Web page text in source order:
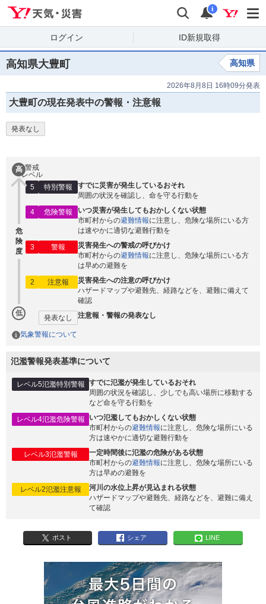
検索 通知
i
ログイン ID新規取得
高知県大豊町 高知県
2026年8月8日 16時09分発表
大豊町の現在発表中の警報・注意報
発表なし
高
危
険
度
低
警戒
レベル
5
特別警報
すでに災害が発生しているおそれ
周囲の状況を確認し、命を守る行動を
4
危険警報
いつ災害が発生してもおかしくない状態
市町村からの避難情報に注意し、危険な場所にいる方
は速やかに適切な避難行動を
3
警報
災害発生への警戒の呼びかけ
市町村からの避難情報に注意し、危険な場所にいる方
は早めの避難を
2
注意報
災害発生への注意の呼びかけ
ハザードマップや避難先、経路などを、避難に備えて
確認
発表なし 注意報・警報の発表なし
気象警報について
氾濫警報発表基準について
レベル5氾濫特別警報 すでに氾濫が発生しているおそれ
周囲の状況を確認し、少しでも高い場所に移動する
など命を守る行動を
レベル4氾濫危険警報
いつ氾濫してもおかしくない状態
市町村からの避難情報に注意し、危険な場所にいる
方は速やかに適切な避難行動を
レベル3氾濫警報
一定時間後に氾濫の危険がある状態
市町村からの避難情報に注意し、危険な場所にいる
方は早めの避難を
レベル2氾濫注意報
河川の水位上昇が見込まれる状態
ハザードマップや避難先、経路などを、避難に備え
て確認
ポスト シェア LINE